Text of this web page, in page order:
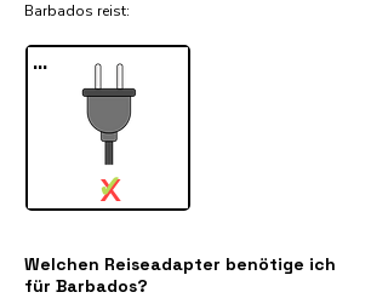
Barbados reist:​
...
X
✓
Welchen Reiseadapter benötige ich
für Barbados?